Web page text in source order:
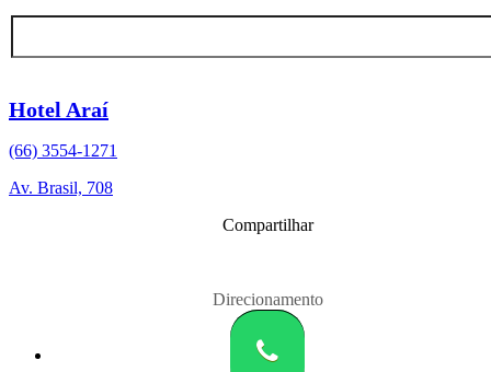
Hotel Araí
(66) 3554-1271
Av. Brasil, 708
Compartilhar
Direcionamento